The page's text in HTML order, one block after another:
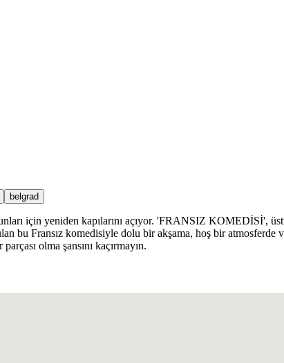
belgrad
için yeniden kapılarını açıyor. 'FRANSIZ KOMEDİSİ',
bu Fransız komedisiyle dolu bir akşama, hoş bir
olma şansını kaçırmayın.